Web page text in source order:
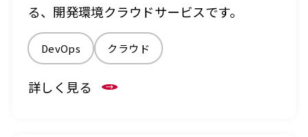
る、開発環境クラウドサービスです。
DevOps クラウド
詳しく見る